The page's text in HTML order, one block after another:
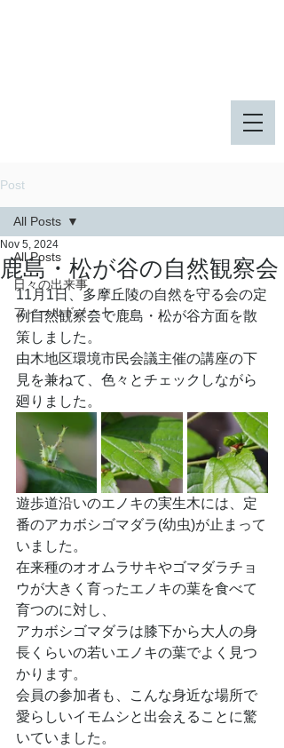
Post
All Posts
日々の出来事
フィールドノート
All Posts
鹿島・松が谷の自然観察会
Nov 5, 2024
11月1日、多摩丘陵の自然を守る会の定
例自然観察会で鹿島・松が谷方面を散
策しました。
由木地区環境市民会議主催の講座の下
見を兼ねて、色々とチェックしながら
廻りました。
遊歩道沿いのエノキの実生木には、定
番のアカボシゴマダラ(幼虫)が止まって
いました。
在来種のオオムラサキやゴマダラチョ
ウが大きく育ったエノキの葉を食べて
育つのに対し、
アカボシゴマダラは膝下から大人の身
長くらいの若いエノキの葉でよく見つ
かります。
会員の参加者も、こんな身近な場所で
愛らしいイモムシと出会えることに驚
いていました。